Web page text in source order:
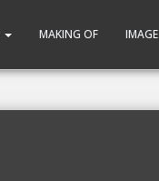
MAKING OF IMAGE